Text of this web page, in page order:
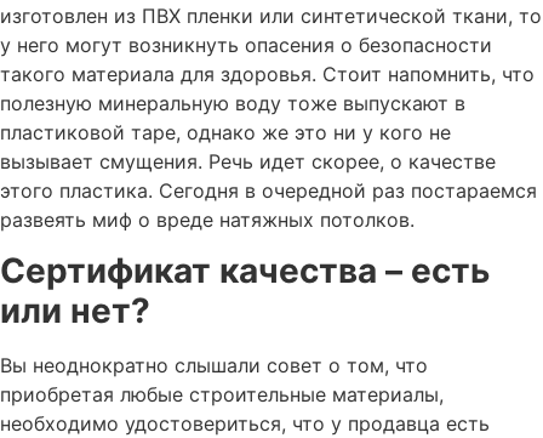
изготовлен из ПВХ пленки или синтетической ткани, то
у него могут возникнуть опасения о безопасности
такого материала для здоровья. Стоит напомнить, что
полезную минеральную воду тоже выпускают в
пластиковой таре, однако же это ни у кого не
вызывает смущения. Речь идет скорее, о качестве
этого пластика. Сегодня в очередной раз постараемся
развеять миф о вреде натяжных потолков.
Сертификат качества – есть
или нет?
Вы неоднократно слышали совет о том, что
приобретая любые строительные материалы,
необходимо удостовериться, что у продавца есть